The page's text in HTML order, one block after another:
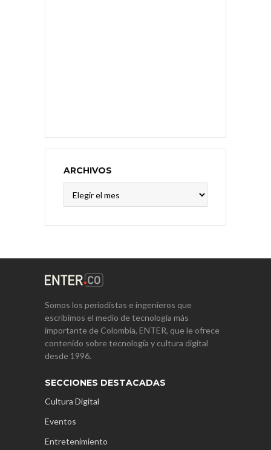
ARCHIVOS
Somos los periodistas e ingenieros que
escribimos el medio de tecnología más
importante de Colombia, ENTER, que le ofrece
contenido sobre tecnología y cultura digital
desde 1996.
SECCIONES DESTACADAS
Cultura Digital
Eventos
Entretenimiento